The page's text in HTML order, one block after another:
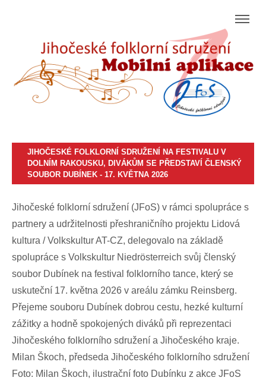
JIHOČESKÉ FOLKLORNÍ SDRUŽENÍ NA FESTIVALU V
DOLNÍM RAKOUSKU, DIVÁKŮM SE PŘEDSTAVÍ ČLENSKÝ
SOUBOR DUBÍNEK - 17. KVĚTNA 2026
Jihočeské folklorní sdružení (JFoS) v rámci spolupráce s
partnery a udržitelnosti přeshraničního projektu Lidová
kultura / Volkskultur AT-CZ, delegovalo na základě
spolupráce s Volkskultur Niedrösterreich svůj členský
soubor Dubínek na festival folklorního tance, který se
uskuteční 17. května 2026 v areálu zámku Reinsberg.
Přejeme souboru Dubínek dobrou cestu, hezké kulturní
zážitky a hodně spokojených diváků při reprezentaci
Jihočeského folklorního sdružení a Jihočeského kraje.
Milan Škoch, předseda Jihočeského folklorního sdružení
Foto: Milan Škoch, ilustrační foto Dubínku z akce JFoS